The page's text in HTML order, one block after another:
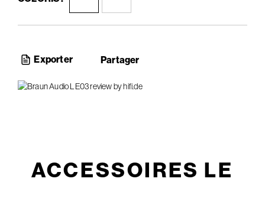
Exporter Partager
ACCESSOIRES LE